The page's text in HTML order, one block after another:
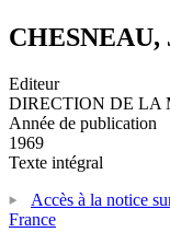
CHESNEAU,
Editeur
DIRECTION DE LA
Année de publication
1969
Texte intégral
Accès à la notice
France